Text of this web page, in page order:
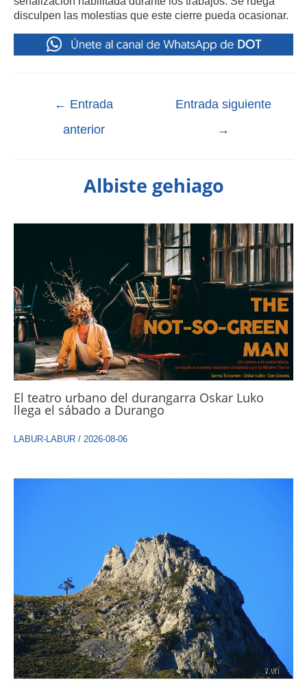
disculpen las molestias que este cierre pueda ocasionar.
← Entrada
anterior
Entrada siguiente
→
Albiste gehiago
El teatro urbano del durangarra Oskar Luko
llega el sábado a Durango
LABUR-LABUR / 2026-08-06